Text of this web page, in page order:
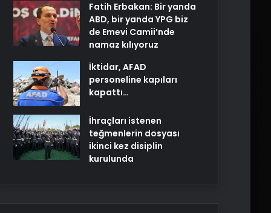
Fatih Erbakan: Bir yanda
ABD, bir yanda YPG biz
de Emevi Camii’nde
namaz kılıyoruz
İktidar, AFAD
personeline kapıları
kapattı…
İhraçları istenen
teğmenlerin dosyası
ikinci kez disiplin
kurulunda